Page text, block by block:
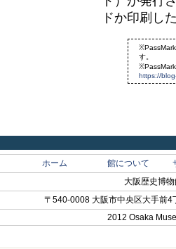
ドか印刷し
す。
https://
ホーム 館について
大阪歴史博
〒540-0008 大阪市中央区大手
2012 Osaka